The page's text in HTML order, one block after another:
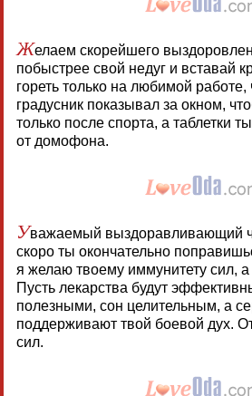
Желаем скорейшего
побыстрее свой недуг и вставай
гореть только на любимой работе,
градусник показывал за окном,
только после спорта, а таблетки
от домофона.
Уважаемый выздоравливающий
скоро ты окончательно
я желаю твоему иммунитету сил, а
Пусть лекарства будут
полезными, сон целительным, а
поддерживают твой боевой дух.
сил.